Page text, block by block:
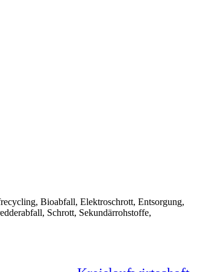
Bioabfall, Elektroschrott, Entsorgung,
Schrott, Sekundärrohstoffe,